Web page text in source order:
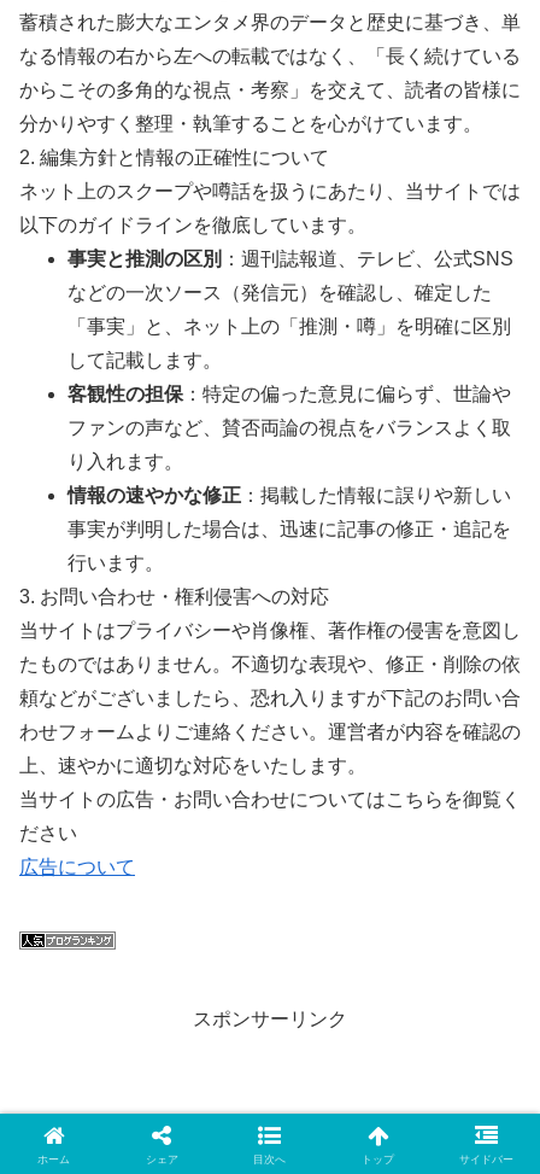
蓄積された膨大なエンタメ界のデータと歴史に基づき、単
なる情報の右から左への転載ではなく、「長く続けている
からこその多角的な視点・考察」を交えて、読者の皆様に
分かりやすく整理・執筆することを心がけています。
2. 編集方針と情報の正確性について
ネット上のスクープや噂話を扱うにあたり、当サイトでは
以下のガイドラインを徹底しています。
事実と推測の区別 ：週刊誌報道、テレビ、公式SNS
などの一次ソース（発信元）を確認し、確定した
「事実」と、ネット上の「推測・噂」を明確に区別
して記載します。
客観性の担保 ：特定の偏った意見に偏らず、世論や
ファンの声など、賛否両論の視点をバランスよく取
り入れます。
情報の速やかな修正 ：掲載した情報に誤りや新しい
事実が判明した場合は、迅速に記事の修正・追記を
行います。
3. お問い合わせ・権利侵害への対応
当サイトはプライバシーや肖像権、著作権の侵害を意図し
たものではありません。不適切な表現や、修正・削除の依
頼などがございましたら、恐れ入りますが下記のお問い合
わせフォームよりご連絡ください。運営者が内容を確認の
上、速やかに適切な対応をいたします。
当サイトの広告・お問い合わせについてはこちらを御覧く
ださい
広告について
スポンサーリンク
ホーム シェア 目次へ トップ サイドバー